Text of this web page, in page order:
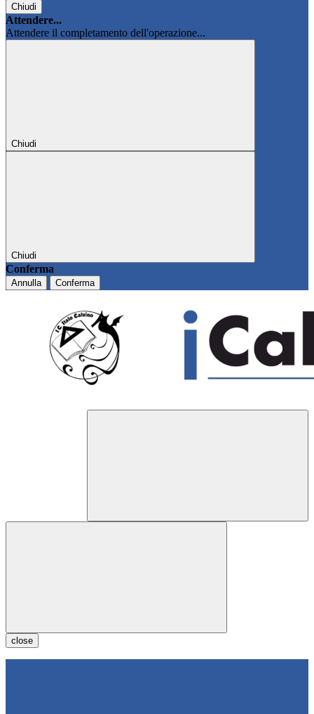
Chiudi
Attendere...
Attendere il completamento dell'operazione...
Chiudi
Chiudi
Conferma
Annulla Conferma
close